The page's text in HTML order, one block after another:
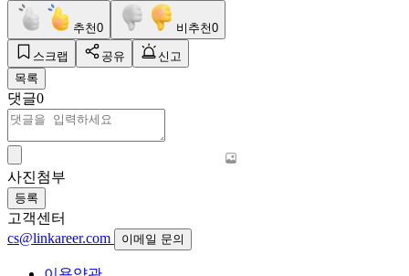
추천0 비추천0
스크랩 공유
신고
목록
댓글0
사진첨부
등록
고객센터
cs@linkareer.com
이메일 문의